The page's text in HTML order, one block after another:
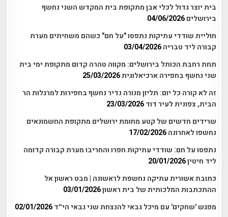
בית יוצר גדול לכלי אבן מתקופת בית המקדש השני נחשף
בירושלים 04/06/2026
חוליית שודדי עתיקות נתפסו "על חם" כשהם משחיתים מערת
קבורה ליד טבריה 03/04/2026
תחת רחבת הכותל בירושלים: מקווה טהרה קדום מתקופת ימי בית
שני נחשף בחפירה ארכיאלוגית25/03/2026
זה לא קורה כל יום: תליון מנורה נדיר נחשף בחפירות למרגלות הר
הבית, צפונית לעיר דוד 23/03/2026
שרידים חדשים של קטע מחומת ירושלים מתקופת החשמונאים
נחשפו לאחרונה 17/02/2026
נתפסו על חם: שודדי עתיקות חפרו והחריבו מערת קבורה קדומה
ליד חיטין20/01/2026
כתובת אשורית עתיקה נחשפת לראשונה | מבט ראשון אל
ההתכתבות המלכותית של בית ראשון03/01/2026
מפגש 'שחקים' עם מיכל גבאי להנצחת שני גבאי הי״ד 02/01/2026